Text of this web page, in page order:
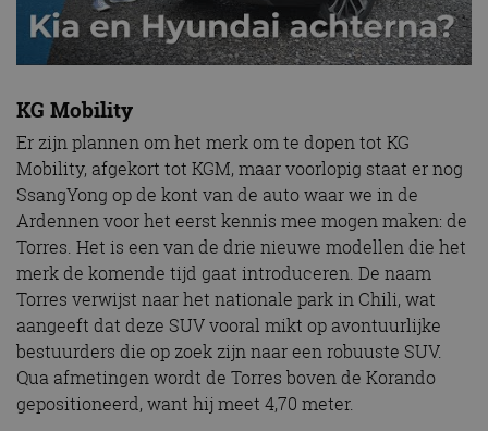
KG Mobility
Er zijn plannen om het merk om te dopen tot KG
Mobility, afgekort tot KGM, maar voorlopig staat er nog
SsangYong op de kont van de auto waar we in de
Ardennen voor het eerst kennis mee mogen maken: de
Torres. Het is een van de drie nieuwe modellen die het
merk de komende tijd gaat introduceren. De naam
Torres verwijst naar het nationale park in Chili, wat
aangeeft dat deze SUV vooral mikt op avontuurlijke
bestuurders die op zoek zijn naar een robuuste SUV.
Qua afmetingen wordt de Torres boven de Korando
gepositioneerd, want hij meet 4,70 meter.